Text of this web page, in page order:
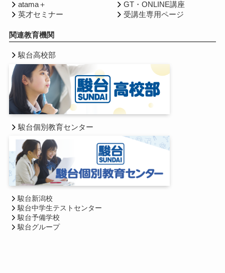
atama＋
英才セミナー
GT・ONLINE講座
受講生専用ページ
関連教育機関
駿台高校部
駿台個別教育センター
駿台新潟校
駿台中学生テストセンター
駿台予備学校
駿台グループ